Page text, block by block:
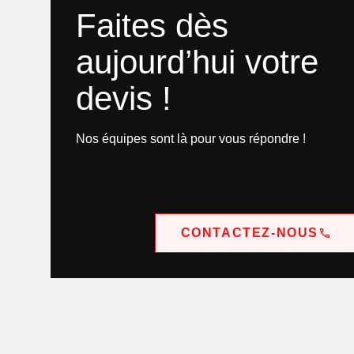
Faites dès
aujourd’hui votre
devis !
Nos équipes sont là pour vous répondre !
CONTACTEZ-NOUS